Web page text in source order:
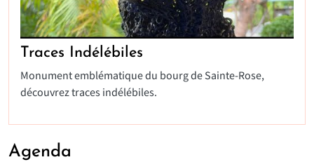
Traces Indélébiles
Monument emblématique du bourg de Sainte-Rose,
découvrez traces indélébiles.
Agenda